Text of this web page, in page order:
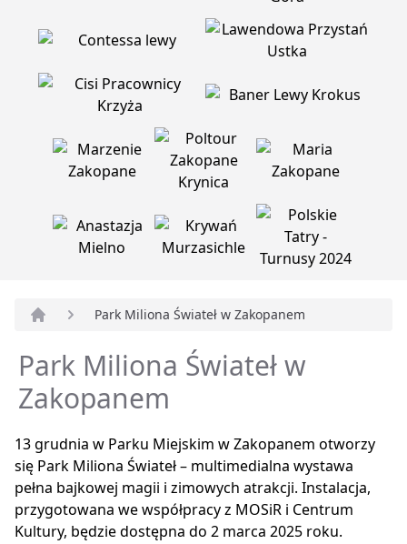
Park Miliona Świateł w Zakopanem
Park Miliona Świateł w
Zakopanem
13 grudnia w Parku Miejskim w Zakopanem otworzy
się Park Miliona Świateł – multimedialna wystawa
pełna bajkowej magii i zimowych atrakcji. Instalacja,
przygotowana we współpracy z MOSiR i Centrum
Kultury, będzie dostępna do 2 marca 2025 roku.